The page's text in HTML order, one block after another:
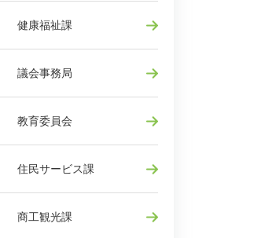
健康福祉課
議会事務局
教育委員会
住民サービス課
商工観光課